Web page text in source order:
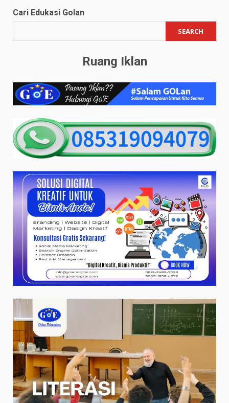
Cari Edukasi Golan
SEARCH
Ruang Iklan